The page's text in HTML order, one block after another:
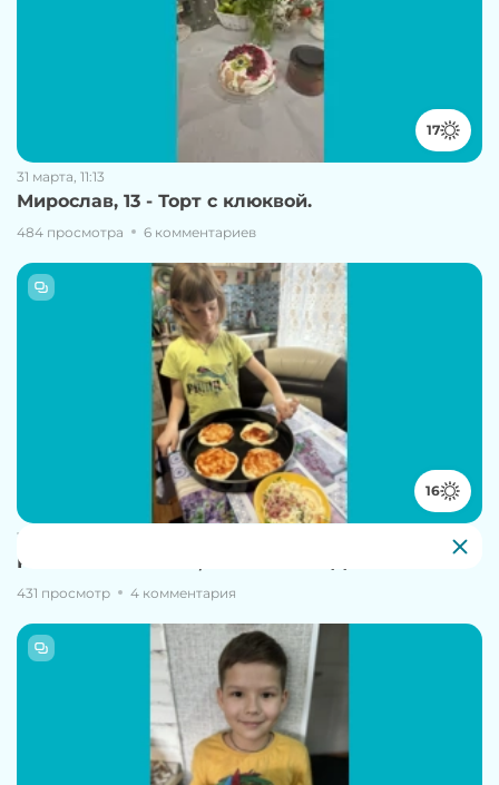
17
31 марта, 11:13
Мирослав, 13 - Торт с клюквой.
484 просмотра 6 комментариев
16
16 апреля, 14:49
Резникова Николь, 7 - Мини-пицца
431 просмотр 4 комментария